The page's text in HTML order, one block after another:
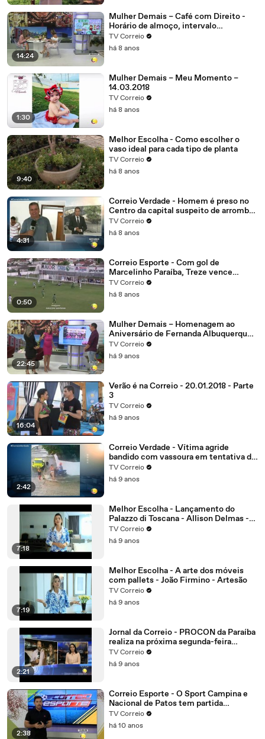
14:24
Mulher Demais – Café com Direito -
Horário de almoço, intervalo
interjornada tudo isso é direito do
trabalhador, mas com algumas regras
TV Correio
há 8 anos
1:30
Mulher Demais – Meu Momento –
14.03.2018
TV Correio
há 8 anos
9:40
Melhor Escolha - Como escolher o
vaso ideal para cada tipo de planta
TV Correio
há 8 anos
4:31
Correio Verdade - Homem é preso no
Centro da capital suspeito de arrombar
uma casa
TV Correio
há 8 anos
0:50
Correio Esporte - Com gol de
Marcelinho Paraíba, Treze vence
Nacional de Patos, alivia a crise e abre
vantagem na liderança do grupo B
TV Correio
há 8 anos
22:45
Mulher Demais – Homenagem ao
Aniversário de Fernanda Albuquerque.
Parte 4
TV Correio
há 9 anos
16:04
Verão é na Correio - 20.01.2018 - Parte
3
TV Correio
há 9 anos
2:42
Correio Verdade - Vítima agride
bandido com vassoura em tentativa de
assalto no bairro dos Estados
TV Correio
há 9 anos
7:18
Melhor Escolha - Lançamento do
Palazzo di Toscana - Allison Delmas -
Sócio diretor
TV Correio
há 9 anos
7:19
Melhor Escolha - A arte dos móveis
com pallets - João Firmino - Artesão
TV Correio
há 9 anos
2:21
Jornal da Correio - PROCON da Paraíba
realiza na próxima segunda-feira
mutirão online para negociação de
dívidas
TV Correio
há 9 anos
2:38
Correio Esporte - O Sport Campina e
Nacional de Patos tem partida
importante.
TV Correio
há 10 anos